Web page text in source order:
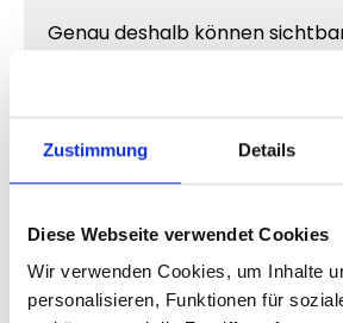
Zustimmung Details
Diese Webseite verwendet Cookies
Wir verwenden Cookies, um Inhalte
personalisieren, Funktionen für
Genau deshalb können
Zuschauerzahlen einen
Warum aktive Lives
automatisch mit Relevanz und